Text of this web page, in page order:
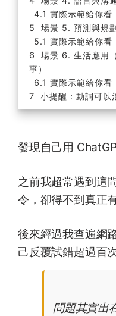
實際示範給你看
場景 5. 預測與規
實際示範給你看
場景 6. 生活應用
事）
實際示範給你看
小提醒：動詞可以
發現自己用
之前我超常遇到這
令，卻得不到真正
後來經過我查遍網
己反覆試錯超過百
問題其實出